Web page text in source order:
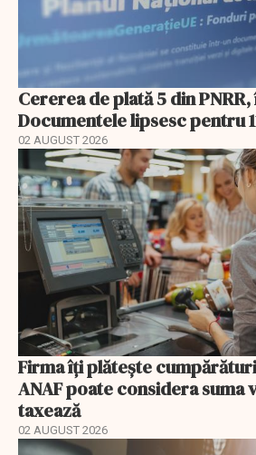
Cererea de plată 5 din
Documentele lipsesc pentru
02 AUGUST 2026
Firma îți plătește
ANAF poate considera suma
taxează
02 AUGUST 2026